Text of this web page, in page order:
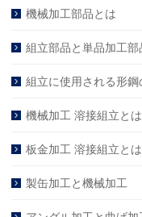
機械加工部品とは
組立部品と単品加工部
組立に使用される形鋼
機械加工 溶接組立とは
板金加工 溶接組立とは
製缶加工と機械加工